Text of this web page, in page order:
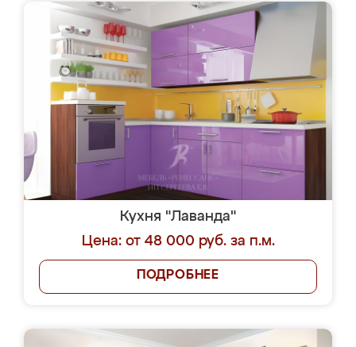
Кухня "Лаванда"
Цена: от 48 000 руб. за п.м.
ПОДРОБНЕЕ